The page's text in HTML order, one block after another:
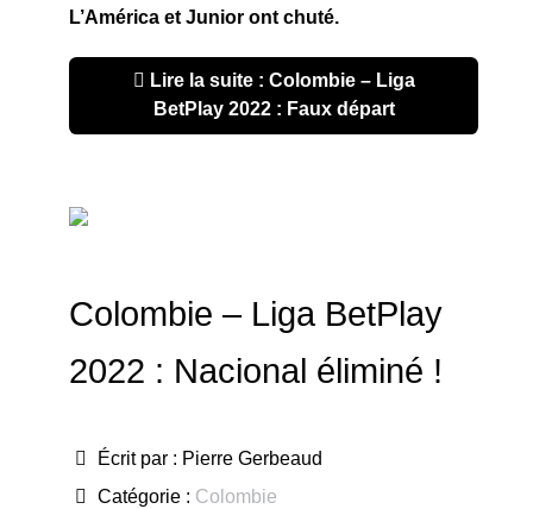
L’América et Junior ont chuté.
Lire la suite : Colombie – Liga
BetPlay 2022 : Faux départ
Colombie – Liga BetPlay
2022 : Nacional éliminé !
Écrit par : Pierre Gerbeaud
Catégorie : Colombie